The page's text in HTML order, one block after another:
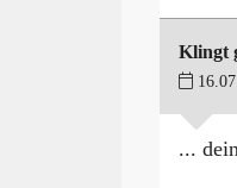
Klingt
...